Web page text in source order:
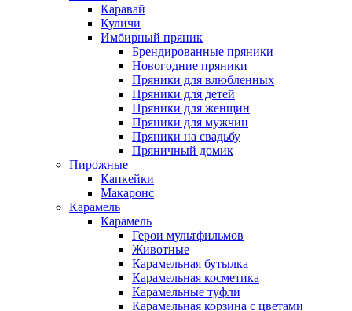
Каравай
Куличи
Имбирный пряник
Брендированные пряники
Новогодние пряники
Пряники для влюбленных
Пряники для детей
Пряники для женщин
Пряники для мужчин
Пряники на свадьбу
Пряничный домик
Пирожные
Капкейки
Макаронс
Карамель
Карамель
Герои мультфильмов
Животные
Карамельная бутылка
Карамельная косметика
Карамельные туфли
Карамельная корзина с цветами